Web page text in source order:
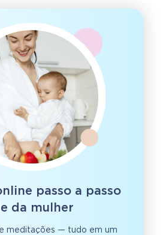
passo a passo
da mulher
e meditações — tudo em um